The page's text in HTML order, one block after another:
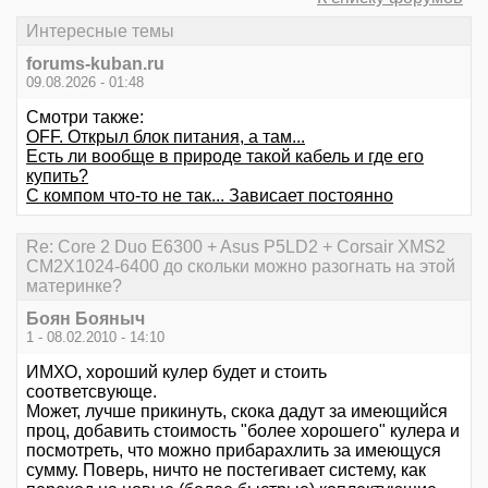
Интересные темы
forums-kuban.ru
09.08.2026 - 01:48
Смотри также:
OFF. Открыл блок питания, а там...
Есть ли вообще в природе такой кабель и где его
купить?
С компом что-то не так... Зависает постоянно
Re: Core 2 Duo E6300 + Asus P5LD2 + Corsair XMS2
CM2X1024-6400 до скольки можно разогнать на этой
материнке?
Боян Бояныч
1 - 08.02.2010 - 14:10
ИМХО, хороший кулер будет и стоить
соответсвующе.
Может, лучше прикинуть, скока дадут за имеющийся
проц, добавить стоимость "более хорошего" кулера и
посмотреть, что можно прибарахлить за имеющуся
сумму. Поверь, ничто не постегивает систему, как